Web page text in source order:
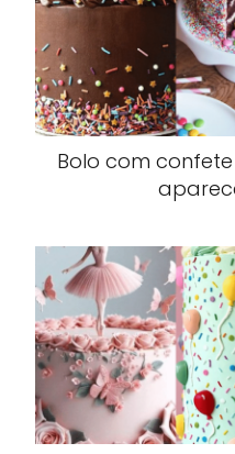
Bolo com